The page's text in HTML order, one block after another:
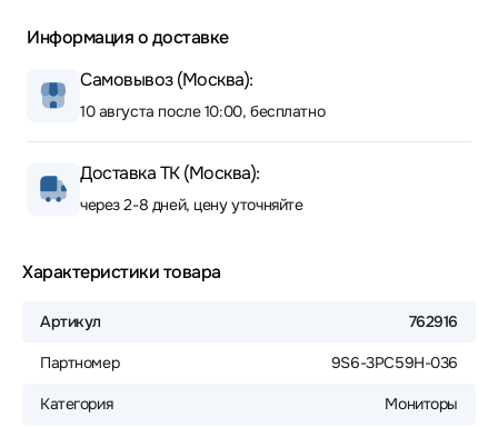
Информация о доставке
Самовывоз (Москва):
10 августа после 10:00, бесплатно
Доставка ТК (Москва):
через 2-8 дней, цену уточняйте
Характеристики товара
Артикул 762916
Партномер 9S6-3PC59H-036
Категория Мониторы